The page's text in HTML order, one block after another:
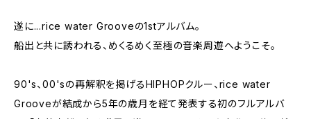
遂に...rice water Grooveの1stアルバム。
船出と共に誘われる、めくるめく至極の音楽周遊へようこそ。
90's、00'sの再解釈を掲げるHIPHOPクルー、rice water
Grooveが結成から5年の歳月を経て発表する初のフルアルバ